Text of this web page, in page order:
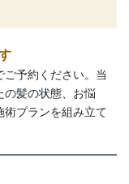
ご予約ください。当
の髪の状態、お悩
プランを組み立て